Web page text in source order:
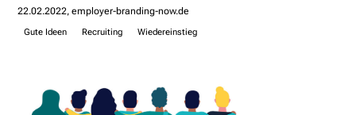
22.02.2022 employer-branding-now.de
Gute Ideen Recruiting Wiedereinstieg